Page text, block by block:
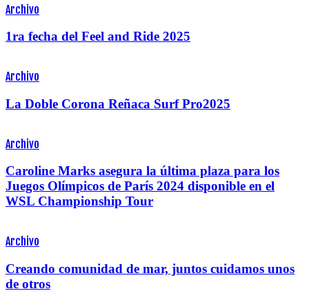
Archivo
1ra fecha del Feel and Ride 2025
Archivo
La Doble Corona Reñaca Surf Pro2025
Archivo
Caroline Marks asegura la última plaza para los
Juegos Olímpicos de París 2024 disponible en el
WSL Championship Tour
Archivo
Creando comunidad de mar, juntos cuidamos unos
de otros